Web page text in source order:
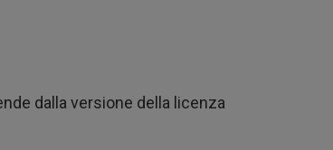
dalla versione della licenza